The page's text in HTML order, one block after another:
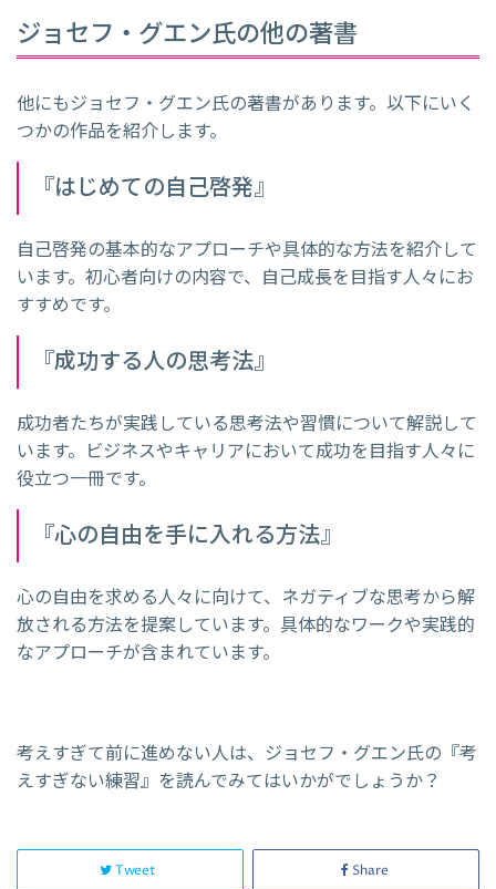
ジョセフ・グエン氏の他の著書
他にもジョセフ・グエン氏の著書があります。以下にいく
つかの作品を紹介します。
『はじめての自己啓発』
自己啓発の基本的なアプローチや具体的な方法を紹介して
います。初心者向けの内容で、自己成長を目指す人々にお
すすめです。
『成功する人の思考法』
成功者たちが実践している思考法や習慣について解説して
います。ビジネスやキャリアにおいて成功を目指す人々に
役立つ一冊です。
『心の自由を手に入れる方法』
心の自由を求める人々に向けて、ネガティブな思考から解
放される方法を提案しています。具体的なワークや実践的
なアプローチが含まれています。
考えすぎて前に進めない人は、ジョセフ・グエン氏の『考
えすぎない練習』を読んでみてはいかがでしょうか？
Tweet Share